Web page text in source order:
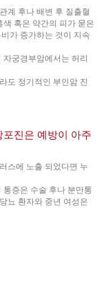
계 후나 배변 후 질출혈
혹은 약간의 피가 묻은
가 증가하는 것이 지속
궁경부암에서는 허리
도 정기적인 부인암 진
포진은 예방이 아주
스에 노출 되었다면 누
증은 수술 후나 분만통
뇨 환자와 중년 여성은